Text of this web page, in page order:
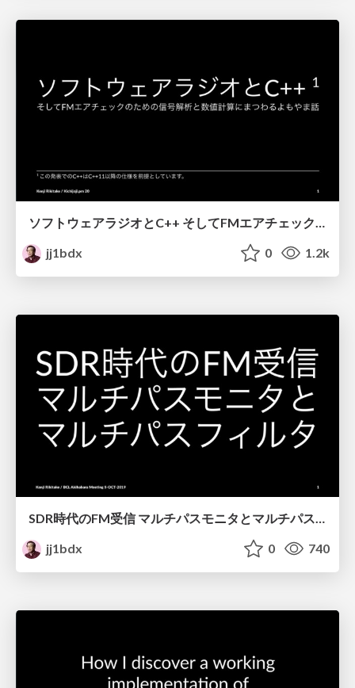
ソフトウェアラジオとC++ そしてFMエアチェックのための信号解析と数値計算にまつわるよもやま話 / Software radio and C++
jj1bdx
0 1.2k
SDR時代のFM受信 マルチパスモニタとマルチパスフィルタ / FM broadcast reception with SDR - multipath monitor and multipath filter
jj1bdx
0 740